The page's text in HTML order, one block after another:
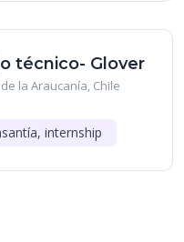
técnico- Glover
la Araucanía, Chile
internship